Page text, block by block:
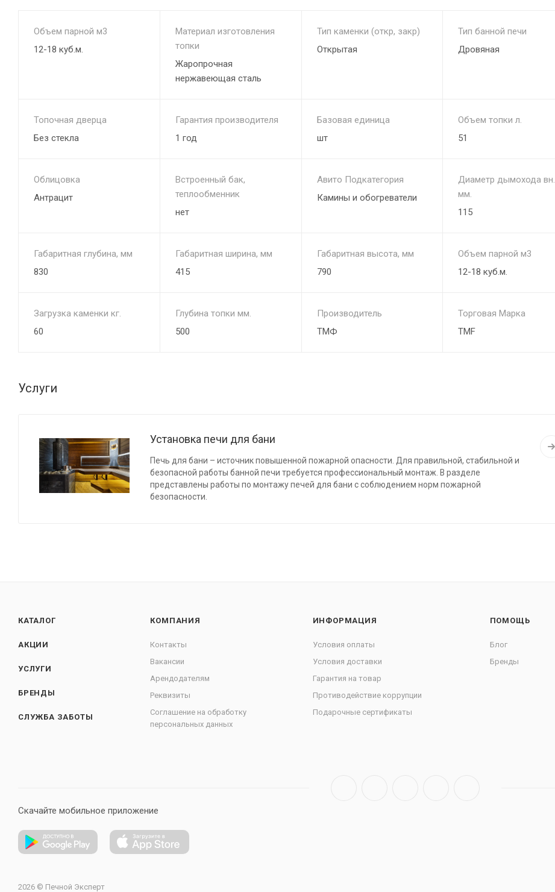
воздействия.
Объем парной м3
12-18 куб.м.
Материал изготовления
топки
Жаропрочная
нержавеющая сталь
Тип каменки (откр, закр)
Открытая
Тип банной печи
Дровяная
Топочная дверца
Без стекла
Гарантия производителя
1 год
Базовая единица
шт
Объем топки л.
51
Облицовка
Антрацит
Встроенный бак,
теплообменник
нет
Авито Подкатегория
Камины и обогреватели
Диаметр дымохода вн.
мм.
115
Габаритная глубина, мм
830
Габаритная ширина, мм
415
Габаритная высота, мм
790
Объем парной м3
12-18 куб.м.
Загрузка каменки кг.
60
Глубина топки мм.
500
Производитель
ТМФ
Торговая Марка
TMF
Услуги
Установка печи для бани
Печь для бани – источник повышенной пожарной опасности. Для правильной, стабильной и
безопасной работы банной печи требуется профессиональный монтаж. В разделе
представлены работы по монтажу печей для бани с соблюдением норм пожарной
безопасности.
КАТАЛОГ
АКЦИИ
УСЛУГИ
БРЕНДЫ
СЛУЖБА ЗАБОТЫ
КОМПАНИЯ
Контакты
Вакансии
Арендодателям
Реквизиты
Соглашение на обработку
персональных данных
ИНФОРМАЦИЯ
Условия оплаты
Условия доставки
Гарантия на товар
Противодействие коррупции
Подарочные сертификаты
ПОМОЩЬ
Блог
Бренды
Скачайте мобильное приложение
2026 © Печной Эксперт